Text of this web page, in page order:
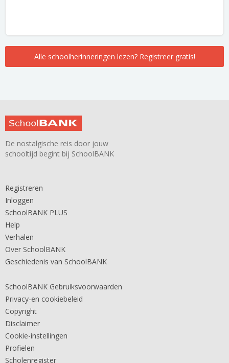
Alle schoolherinneringen lezen? Registreer gratis!
De nostalgische reis door jouw
schooltijd begint bij SchoolBANK
Registreren
Inloggen
SchoolBANK PLUS
Help
Verhalen
Over SchoolBANK
Geschiedenis van SchoolBANK
SchoolBANK Gebruiksvoorwaarden
Privacy-en cookiebeleid
Copyright
Disclaimer
Cookie-instellingen
Profielen
Scholenregister